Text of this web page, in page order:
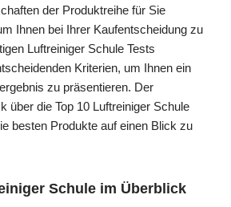
der Produktreihe für Sie
Ihnen bei Ihrer Kaufentscheidung zu
Luftreiniger Schule Tests
Kriterien, um Ihnen ein
zu präsentieren. Der
über die Top 10 Luftreiniger Schule
besten Produkte auf einen Blick zu
Schule im Überblick